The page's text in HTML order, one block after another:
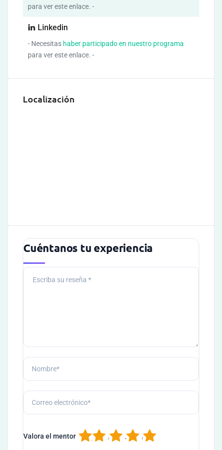
para ver este enlace. -
Linkedin
- Necesitas haber participado en nuestro programa
para ver este enlace. -
Localización
Cuéntanos tu experiencia
Valora el mentor 5
4
3
2
1